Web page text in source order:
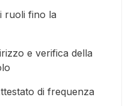
fino la
e verifica della
di frequenza